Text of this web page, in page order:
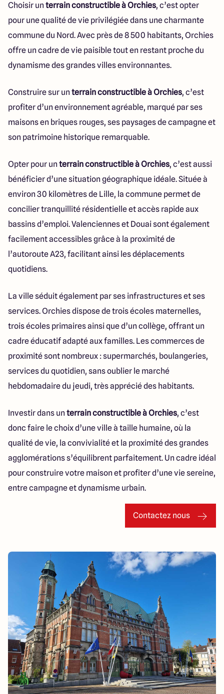
Choisir un terrain constructible à Orchies, c’est opter
pour une qualité de vie privilégiée dans une charmante
commune du Nord. Avec près de 8 500 habitants, Orchies
offre un cadre de vie paisible tout en restant proche du
dynamisme des grandes villes environnantes.
Construire sur un terrain constructible à Orchies, c’est
profiter d’un environnement agréable, marqué par ses
maisons en briques rouges, ses paysages de campagne et
son patrimoine historique remarquable.
Opter pour un terrain constructible à Orchies, c’est aussi
bénéficier d’une situation géographique idéale. Située à
environ 30 kilomètres de Lille, la commune permet de
concilier tranquillité résidentielle et accès rapide aux
bassins d’emploi. Valenciennes et Douai sont également
facilement accessibles grâce à la proximité de
l’autoroute A23, facilitant ainsi les déplacements
quotidiens.
La ville séduit également par ses infrastructures et ses
services. Orchies dispose de trois écoles maternelles,
trois écoles primaires ainsi que d’un collège, offrant un
cadre éducatif adapté aux familles. Les commerces de
proximité sont nombreux : supermarchés, boulangeries,
services du quotidien, sans oublier le marché
hebdomadaire du jeudi, très apprécié des habitants.
Investir dans un terrain constructible à Orchies, c’est
donc faire le choix d’une ville à taille humaine, où la
qualité de vie, la convivialité et la proximité des grandes
agglomérations s’équilibrent parfaitement. Un cadre idéal
pour construire votre maison et profiter d’une vie sereine,
entre campagne et dynamisme urbain.
Contactez nous